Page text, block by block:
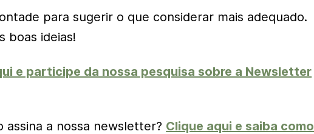
para sugerir o que considerar mais adequado.
boas ideias!
e participe da nossa pesquisa sobre a Newsletter
assina a nossa newsletter? Clique aqui e saiba como